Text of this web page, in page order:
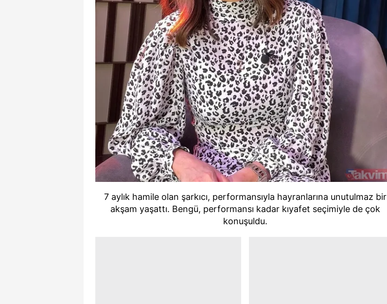
7 aylık hamile olan şarkıcı, performansıyla hayranlarına unutulmaz bir
akşam yaşattı. Bengü, performansı kadar kıyafet seçimiyle de çok
konuşuldu.